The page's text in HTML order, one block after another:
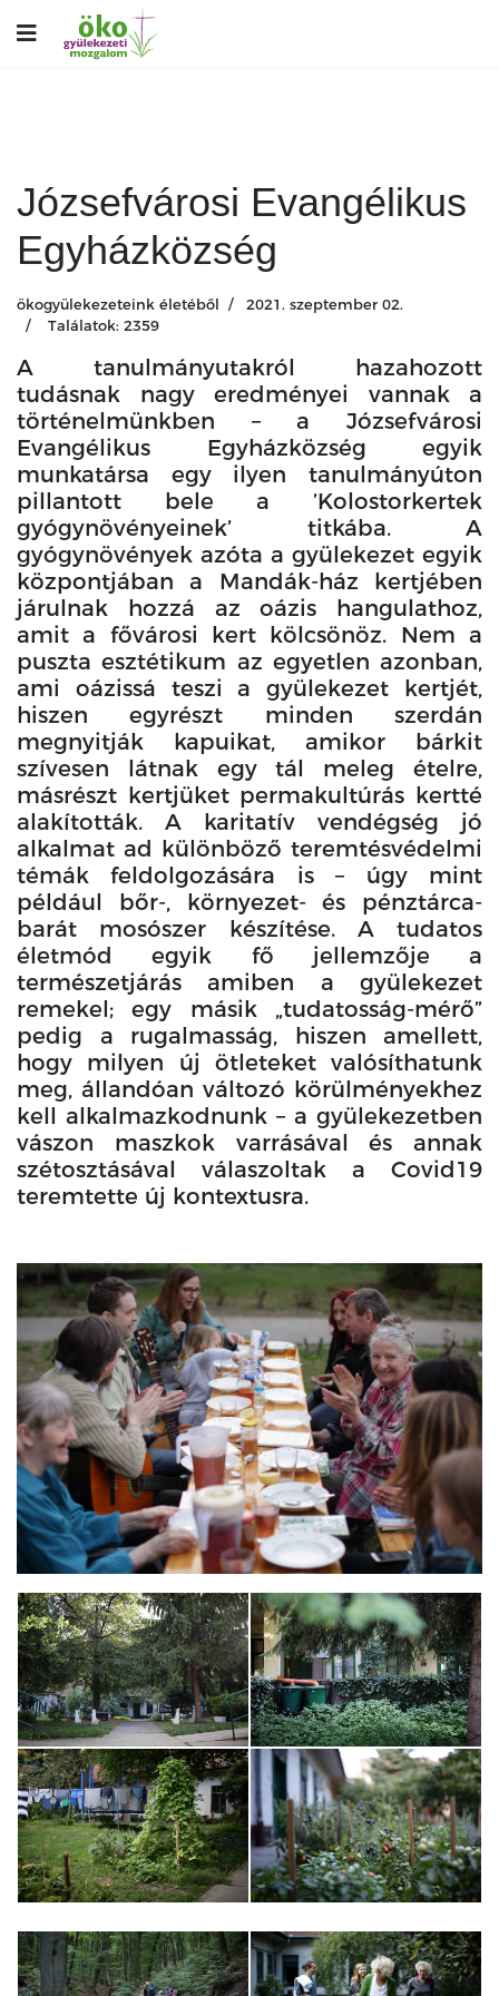
Józsefvárosi Evangélikus
Egyházközség
ökogyülekezeteink életéből
2021. szeptember 02.
Találatok: 2359
A tanulmányutakról hazahozott
tudásnak nagy eredményei vannak a
történelmünkben – a Józsefvárosi
Evangélikus Egyházközség egyik
munkatársa egy ilyen tanulmányúton
pillantott bele a ’Kolostorkertek
gyógynövényeinek’ titkába. A
gyógynövények azóta a gyülekezet egyik
központjában a Mandák-ház kertjében
járulnak hozzá az oázis hangulathoz,
amit a fővárosi kert kölcsönöz. Nem a
puszta esztétikum az egyetlen azonban,
ami oázissá teszi a gyülekezet kertjét,
hiszen egyrészt minden szerdán
megnyitják kapuikat, amikor bárkit
szívesen látnak egy tál meleg ételre,
másrészt kertjüket permakultúrás kertté
alakították. A karitatív vendégség jó
alkalmat ad különböző teremtésvédelmi
témák feldolgozására is – úgy mint
például bőr-, környezet- és pénztárca-
barát mosószer készítése. A tudatos
életmód egyik fő jellemzője a
természetjárás amiben a gyülekezet
remekel; egy másik „tudatosság-mérő”
pedig a rugalmasság, hiszen amellett,
hogy milyen új ötleteket valósíthatunk
meg, állandóan változó körülményekhez
kell alkalmazkodnunk – a gyülekezetben
vászon maszkok varrásával és annak
szétosztásával válaszoltak a Covid19
teremtette új kontextusra.